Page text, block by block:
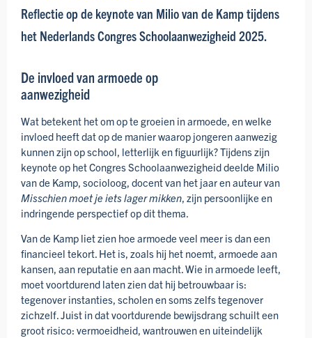
Reflectie op de keynote van Milio van de Kamp tijdens
het Nederlands Congres Schoolaanwezigheid 2025.
De invloed van armoede op
aanwezigheid
Wat betekent het om op te groeien in armoede, en welke
invloed heeft dat op de manier waarop jongeren aanwezig
kunnen zijn op school, letterlijk en figuurlijk? Tijdens zijn
keynote op het Congres Schoolaanwezigheid deelde Milio
van de Kamp, socioloog, docent van het jaar en auteur van
Misschien moet je iets lager mikken, zijn persoonlijke en
indringende perspectief op dit thema.
Van de Kamp liet zien hoe armoede veel meer is dan een
financieel tekort. Het is, zoals hij het noemt, armoede aan
kansen, aan reputatie en aan macht. Wie in armoede leeft,
moet voortdurend laten zien dat hij betrouwbaar is:
tegenover instanties, scholen en soms zelfs tegenover
zichzelf. Juist in dat voortdurende bewijsdrang schuilt een
groot risico: vermoeidheid, wantrouwen en uiteindelijk